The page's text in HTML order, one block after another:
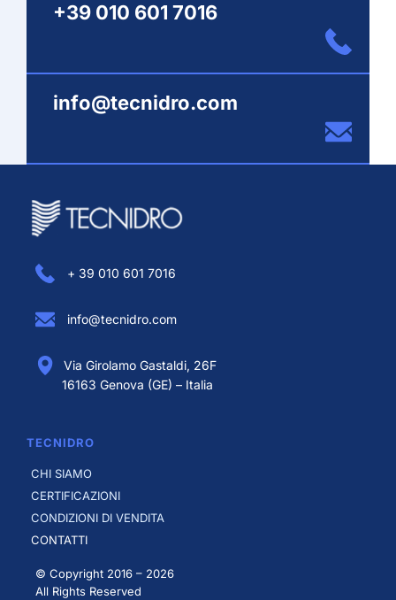
+39 010 601 7016
info@tecnidro.com
+ 39 010 601 7016
info@tecnidro.com
Via Girolamo Gastaldi, 26F
16163 Genova (GE) – Italia
TECNIDRO
CHI SIAMO
CERTIFICAZIONI
CONDIZIONI DI VENDITA
CONTATTI
© Copyright 2016 – 2026
All Rights Reserved